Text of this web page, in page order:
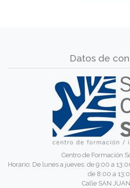
Datos de
Centro de Formación
Horario: De lunes a jueves: de 9:00 a
de 8:00 a
Calle SAN